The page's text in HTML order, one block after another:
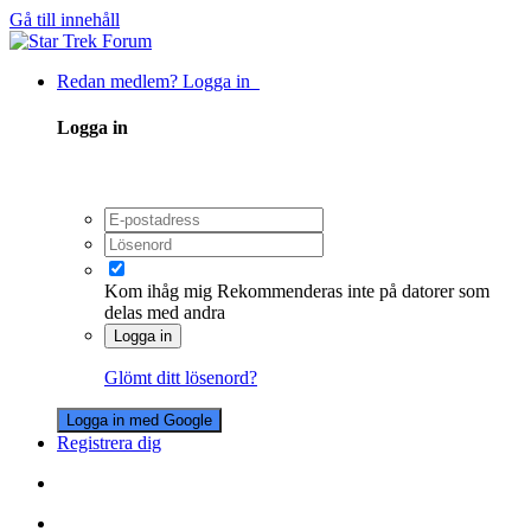
Gå till innehåll
Redan medlem? Logga in
Logga in
Kom ihåg mig Rekommenderas inte på datorer som
delas med andra
Logga in
Glömt ditt lösenord?
Logga in med Google
Registrera dig